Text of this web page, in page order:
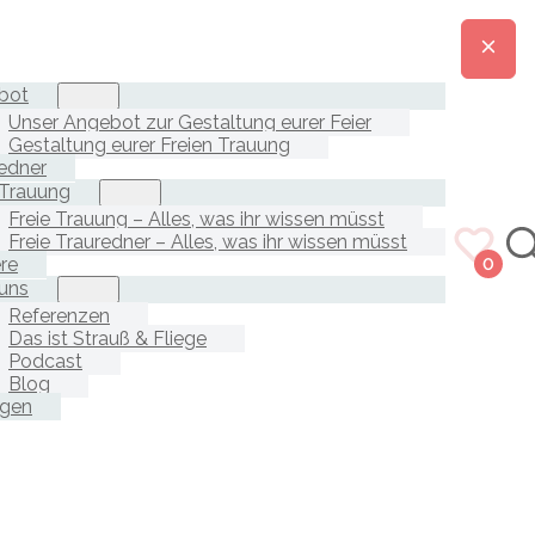
Unser Angebot zur Gestaltung eurer Feier
Gestaltung eurer Freien Trauung
Freie Trauung – Alles, was ihr wissen müsst
Freie Trauredner – Alles, was ihr wissen müsst
Referenzen
Das ist Strauß & Fliege
Podcast
Blog
0